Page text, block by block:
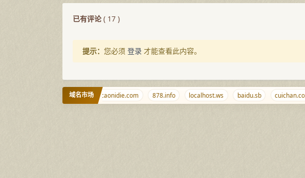
已有评论( 17 )
提示： 您必须 登录 才能查看此内容。
域名市场
456789.com.cn caonidie.com 878.info localhost.ws baidu.sb cuichan.com